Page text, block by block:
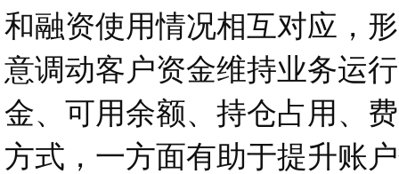
和融资使用情况相互对应，
意调动客户资金维持业务运
金、可用余额、持仓占用、
方式，一方面有助于提升账